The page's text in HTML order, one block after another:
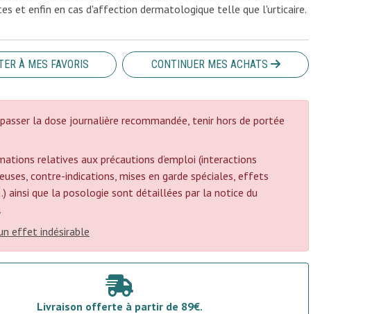
et enfin en cas d'affection dermatologique telle que l'urticaire.
À MES FAVORIS CONTINUER MES ACHATS
la dose journalière recommandée, tenir hors de portée
relatives aux précautions d’emploi (interactions
contre-indications, mises en garde spéciales, effets
ainsi que la posologie sont détaillées par la notice du
effet indésirable
Livraison offerte à partir de 89€.